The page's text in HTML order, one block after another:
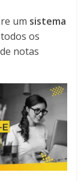
um sistema
os
notas